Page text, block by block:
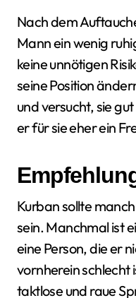
Nach dem
Mann ein wenig
keine unnötigen
seine Position
und versucht, sie
er für sie eher ein
Kurban sollte
sein. Manchmal ist
eine Person, die er
vornherein schlecht
taktlose und raue